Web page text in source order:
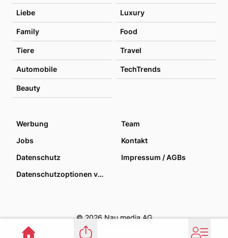
Liebe Luxury
Family Food
Tiere Travel
Automobile TechTrends
Beauty
Werbung
Team
Jobs
Kontakt
Datenschutz
Impressum / AGBs
Datenschutzoptionen verwalten
© 2026 Nau media AG